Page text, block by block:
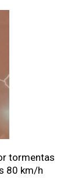
tormentas
80 km/h